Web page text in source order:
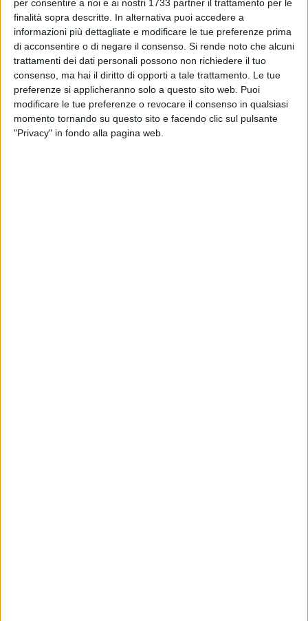
per consentire a noi e ai nostri 1733 partner il trattamento per le
finalità sopra descritte. In alternativa puoi accedere a
informazioni più dettagliate e modificare le tue preferenze prima
di acconsentire o di negare il consenso. Si rende noto che alcuni
trattamenti dei dati personali possono non richiedere il tuo
consenso, ma hai il diritto di opporti a tale trattamento. Le tue
preferenze si applicheranno solo a questo sito web. Puoi
modificare le tue preferenze o revocare il consenso in qualsiasi
momento tornando su questo sito e facendo clic sul pulsante
"Privacy" in fondo alla pagina web.
BARI - 10 APRILE 2026
Il 12 aprile torna a Bari Vivicittà
BARI - 9 APRILE 2026
Partita da Bari 1000 Miglia Experience Italy
2026